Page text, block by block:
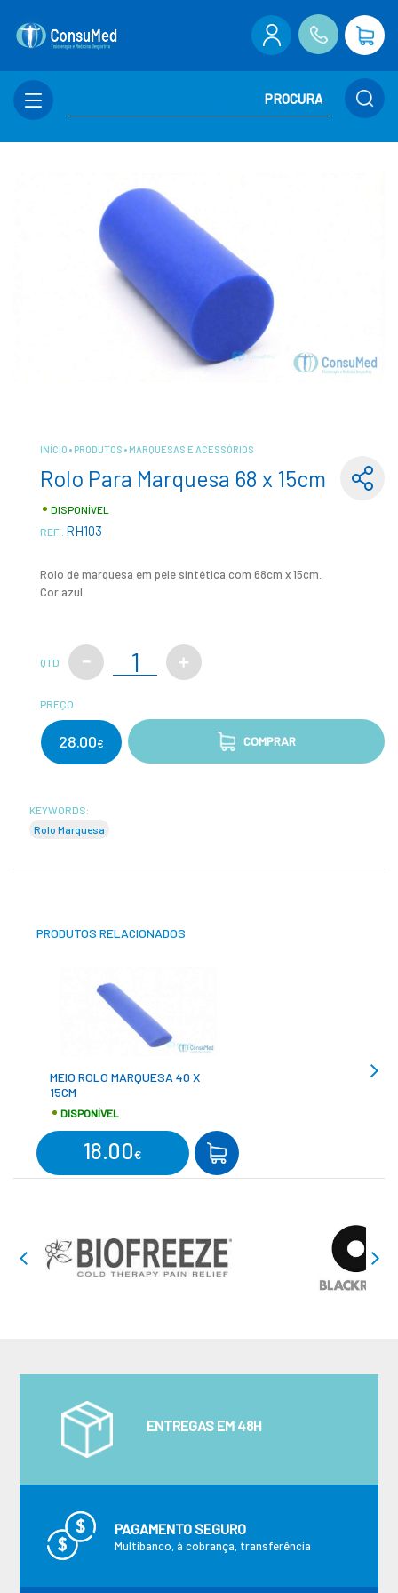
INÍCIO PRODUTOS MARQUESAS E ACESSÓRIOS
Rolo Para Marquesa 68 x 15cm
DISPONÍVEL
REF.: RH103
Rolo de marquesa em pele sintética com 68cm x 15cm.
Cor azul
QTD
PREÇO
28.00€ COMPRAR
KEYWORDS:
Rolo Marquesa
PRODUTOS RELACIONADOS
MEIO ROLO MARQUESA 40 X
15CM
DISPONÍVEL
18.00€ COMPRAR
ENTREGAS EM 48H
PAGAMENTO SEGURO
Multibanco, à cobrança, transferência